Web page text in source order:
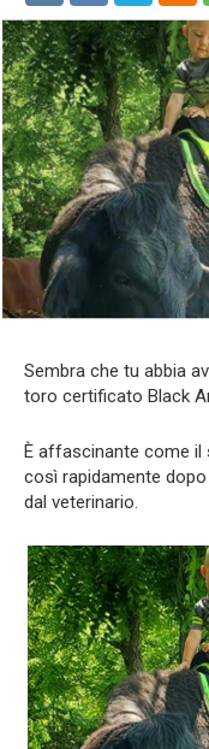
Sembra che tu abbia
toro certificato Black
È affascinante come
così rapidamente
dal veterinario.